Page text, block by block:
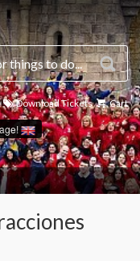
Download Tickets Cart